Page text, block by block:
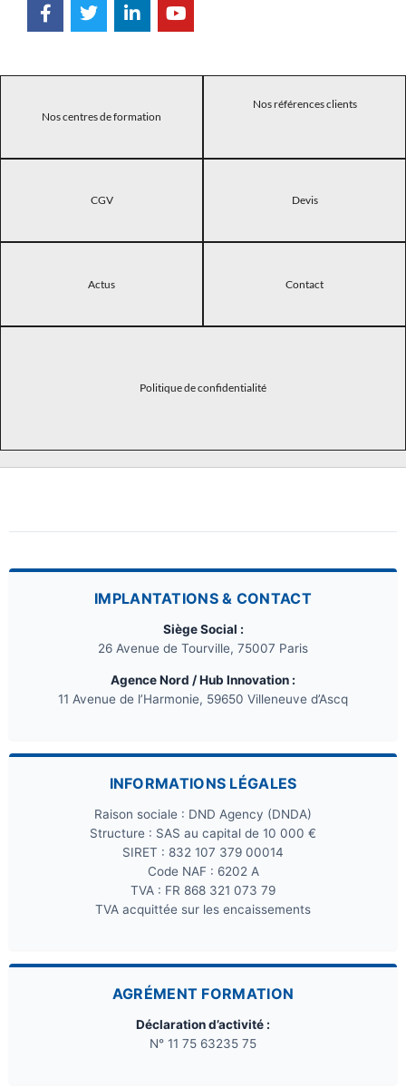
Nos centres de formation
Nos références clients
CGV Devis
Actus Contact
Politique de confidentialité
IMPLANTATIONS & CONTACT
Siège Social :
26 Avenue de Tourville, 75007 Paris
Agence Nord / Hub Innovation :
11 Avenue de l’Harmonie, 59650 Villeneuve d’Ascq
INFORMATIONS LÉGALES
Raison sociale : DND Agency (DNDA)
Structure : SAS au capital de 10 000 €
SIRET : 832 107 379 00014
Code NAF : 6202 A
TVA : FR 868 321 073 79
TVA acquittée sur les encaissements
AGRÉMENT FORMATION
Déclaration d’activité :
N° 11 75 63235 75